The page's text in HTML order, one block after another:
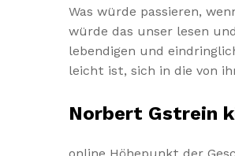
Was würde passieren,
würde das unser lesen
lebendigen und
leicht ist, sich in die von
Norbert Gstrein
online Höhepunkt der